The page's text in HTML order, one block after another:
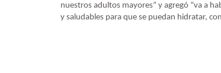
nuestros adultos mayores” y agregó “va a
y saludables para que se puedan hidratar,